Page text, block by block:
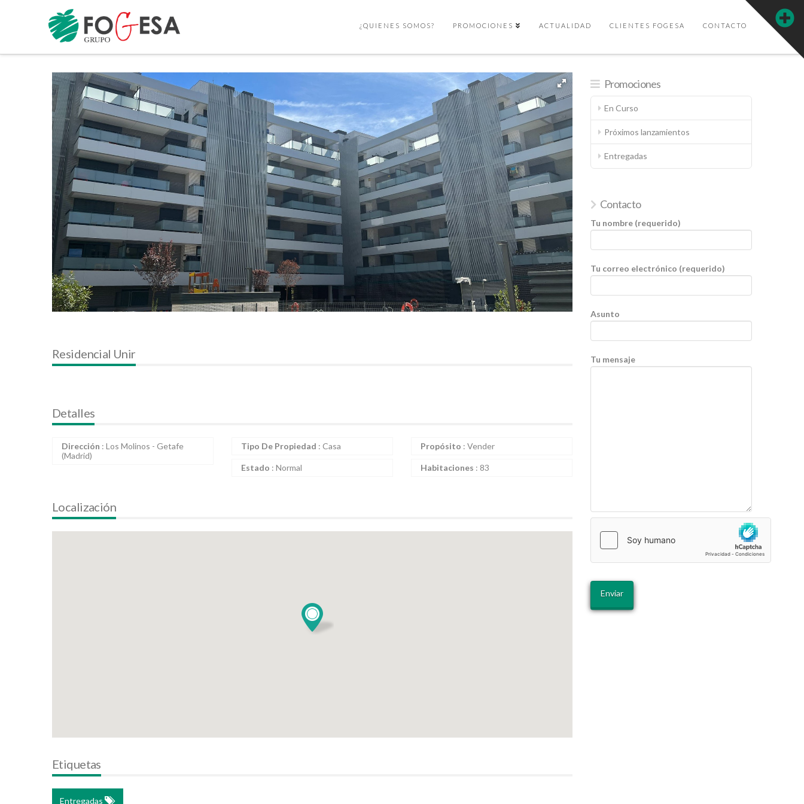
¿QUIENES SOMOS? PROMOCIONES ACTUALIDAD CLIENTES FOGESA CONTACTO
Residencial Unir
Detalles
Dirección : Los Molinos - Getafe
(Madrid)
Tipo De Propiedad : Casa Propósito : Vender
Estado : Normal Habitaciones : 83
Localización
Etiquetas
Entregadas
Promociones
En Curso
Próximos lanzamientos
Entregadas
Contacto
Tu nombre (requerido)
Tu correo electrónico (requerido)
Asunto
Tu mensaje